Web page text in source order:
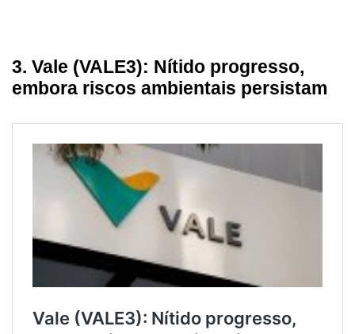
3. Vale (VALE3): Nítido progresso,
embora riscos ambientais persistam